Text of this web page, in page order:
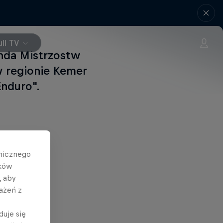
TV
Mistrzostw
regionie Kemer
aby
z
się